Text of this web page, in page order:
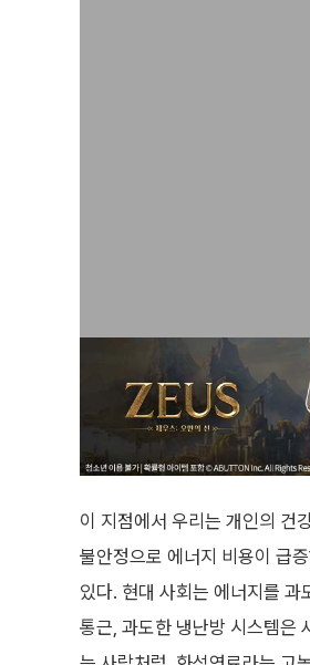
이 지점에서 우리는 개인의 건
불안정으로 에너지 비용이 급
있다. 현대 사회는 에너지를
통근, 과도한 냉난방 시스템은